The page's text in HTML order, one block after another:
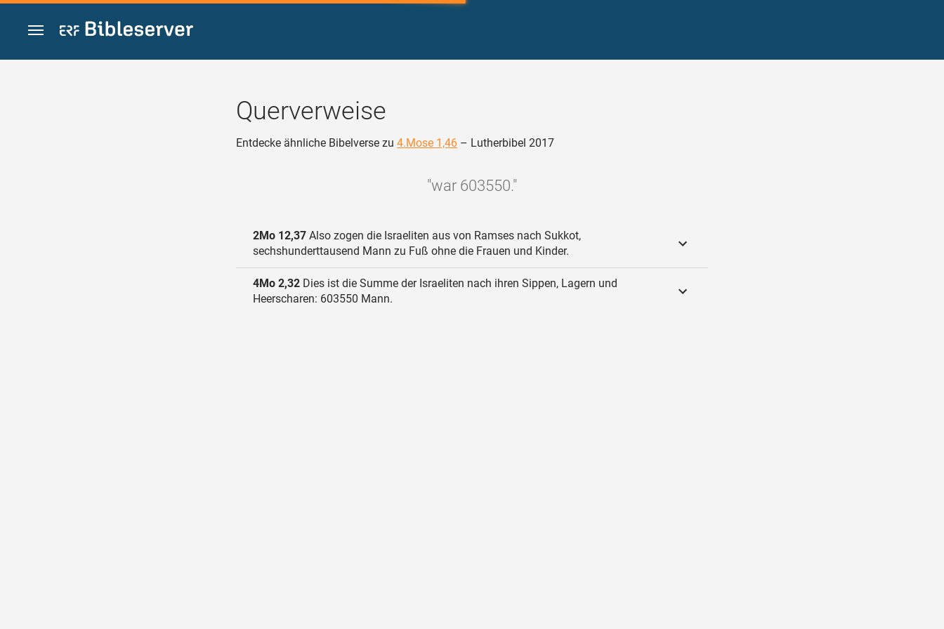
Zum Inhalt springen
Querverweise
Entdecke ähnliche Bibelverse zu 4.Mose 1,46 – Lutherbibel 2017
"war 603550."
2Mo 12,37 Also zogen die Israeliten aus von Ramses nach Sukkot,
sechshunderttausend Mann zu Fuß ohne die Frauen und Kinder.
4Mo 2,32 Dies ist die Summe der Israeliten nach ihren Sippen, Lagern und
Heerscharen: 603550 Mann.